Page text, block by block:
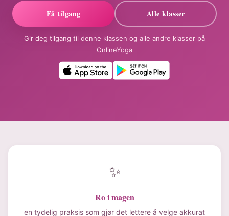
Få tilgang Alle klasser
Gir deg tilgang til denne klassen og alle andre klasser på
OnlineYoga
✨
Ro i magen
en tydelig praksis som gjør det lettere å velge akkurat